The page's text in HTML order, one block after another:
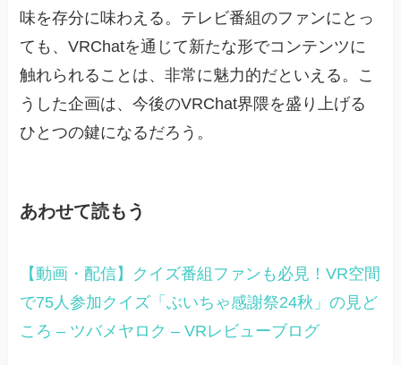
味を存分に味わえる。テレビ番組のファンにとっ
ても、VRChatを通じて新たな形でコンテンツに
触れられることは、非常に魅力的だといえる。こ
うした企画は、今後のVRChat界隈を盛り上げる
ひとつの鍵になるだろう。
あわせて読もう
【動画・配信】クイズ番組ファンも必見！VR空間
で75人参加クイズ「ぶいちゃ感謝祭24秋」の見ど
ころ – ツバメヤロク – VRレビューブログ